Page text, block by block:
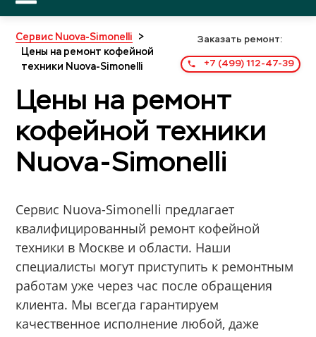
Сервис Nuova-Simonelli
>
Цены на ремонт кофейной
техники Nuova-Simonelli
Заказать ремонт:
+7 (499) 112-47-39
Цены на ремонт
кофейной техники
Nuova-Simonelli
Сервис Nuova-Simonelli предлагает
квалифицированный ремонт кофейной
техники в Москве и области. Наши
специалисты могут приступить к ремонтным
работам уже через час после обращения
клиента. Мы всегда гарантируем
качественное исполнение любой, даже